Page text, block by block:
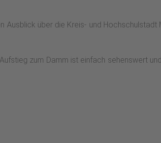
Ausblick über die Kreis- und Hochschulstadt
zum Damm ist einfach sehenswert